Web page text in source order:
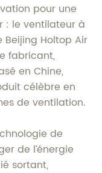
pour une
: le ventilateur à
Holtop Air
fabricant,
en Chine,
célèbre en
de ventilation.
de
de l’énergie
sortant,